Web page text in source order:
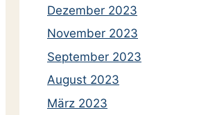
Dezember 2023
November 2023
September 2023
August 2023
März 2023